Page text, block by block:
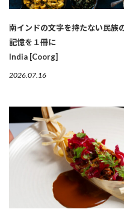
南インドの文字を持たない民族
記憶を１冊に
India [Coorg]
2026.07.16